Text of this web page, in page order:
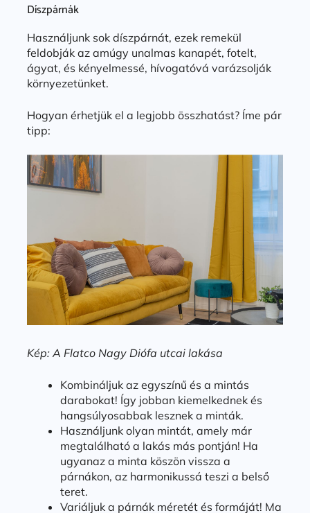
Díszpárnák
Használjunk sok díszpárnát, ezek remekül
feldobják az amúgy unalmas kanapét, fotelt,
ágyat, és kényelmessé, hívogatóvá varázsolják
környezetünket.
Hogyan érhetjük el a legjobb összhatást? Íme pár
tipp:
Kép: A Flatco Nagy Diófa utcai lakása
Kombináljuk az egyszínű és a mintás
darabokat! Így jobban kiemelkednek és
hangsúlyosabbak lesznek a minták.
Használjunk olyan mintát, amely már
megtalálható a lakás más pontján! Ha
ugyanaz a minta köszön vissza a
párnákon, az harmonikussá teszi a belső
teret.
Variáljuk a párnák méretét és formáját! Ma